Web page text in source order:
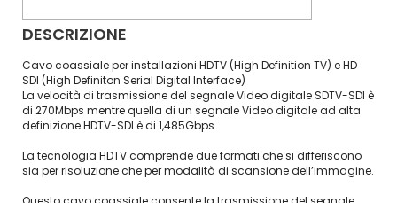
DESCRIZIONE
Cavo coassiale per installazioni HDTV (High Definition TV) e HD
SDI (High Definiton Serial Digital Interface)
La velocità di trasmissione del segnale Video digitale SDTV-SDI è
di 270Mbps mentre quella di un segnale Video digitale ad alta
definizione HDTV-SDI è di 1,485Gbps.
La tecnologia HDTV comprende due formati che si differiscono
sia per risoluzione che per modalità di scansione dell’immagine.